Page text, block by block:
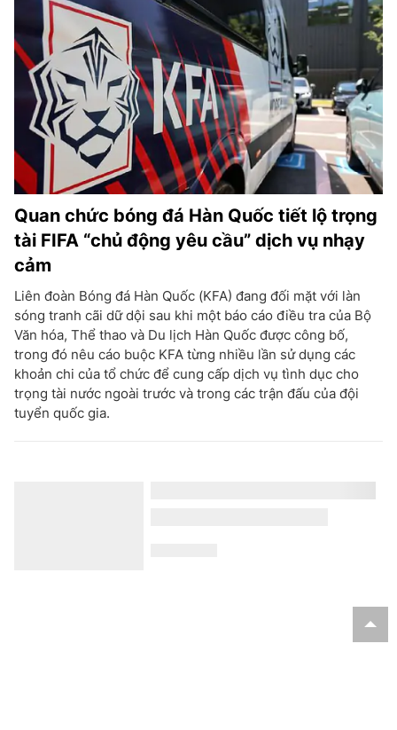
Quan chức bóng đá Hàn Quốc tiết lộ trọng
tài FIFA “chủ động yêu cầu” dịch vụ nhạy
cảm
Liên đoàn Bóng đá Hàn Quốc (KFA) đang đối mặt với làn
sóng tranh cãi dữ dội sau khi một báo cáo điều tra của Bộ
Văn hóa, Thể thao và Du lịch Hàn Quốc được công bố,
trong đó nêu cáo buộc KFA từng nhiều lần sử dụng các
khoản chi của tổ chức để cung cấp dịch vụ tình dục cho
trọng tài nước ngoài trước và trong các trận đấu của đội
tuyển quốc gia.